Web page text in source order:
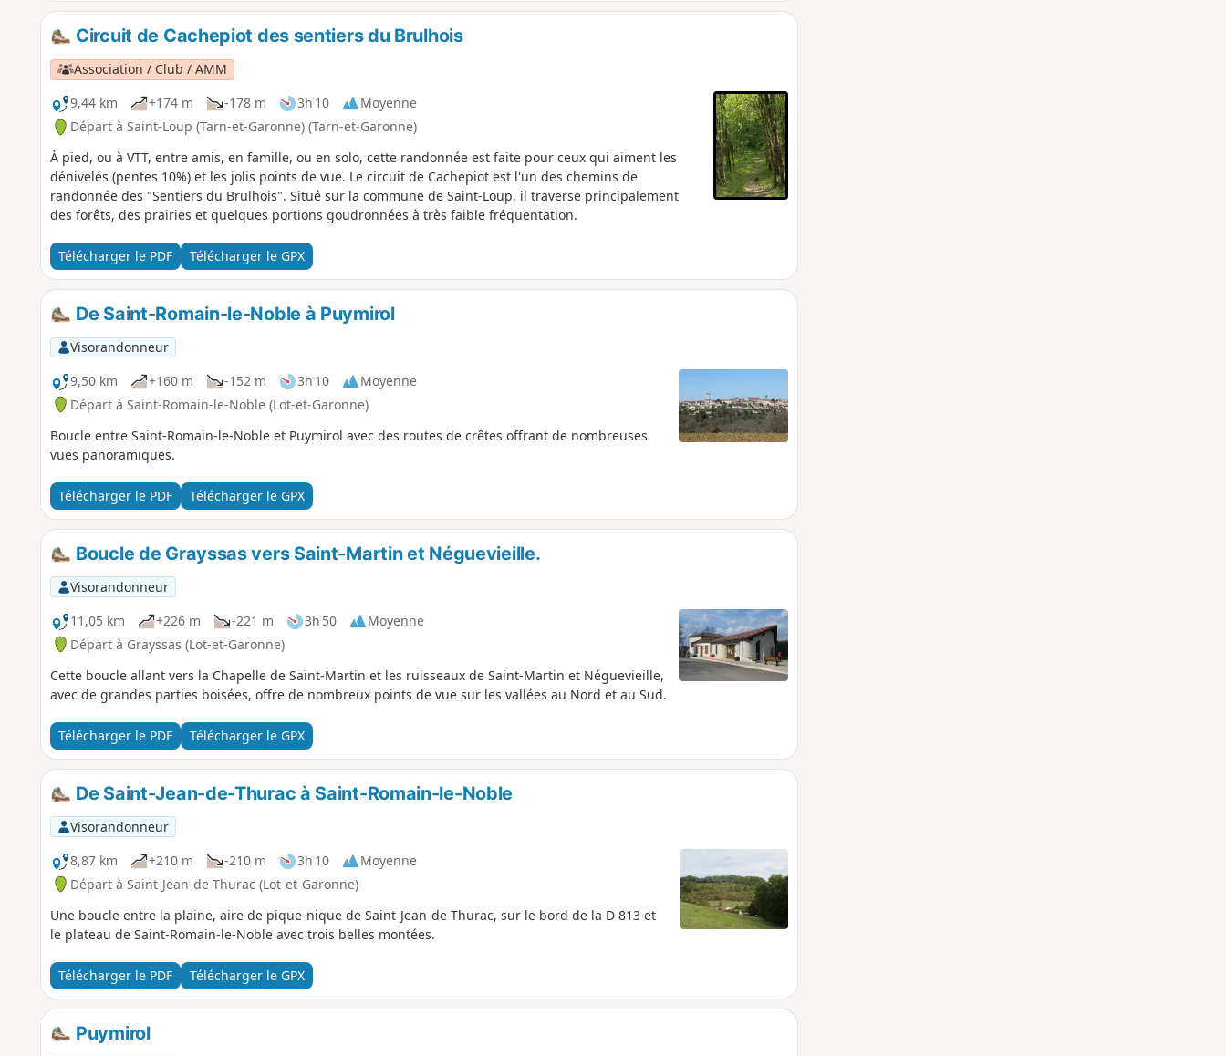
Circuit de Cachepiot des sentiers du Brulhois
Association / Club / AMM
9,44 km
+174 m -178 m 3h 10
Moyenne
Départ à Saint-Loup (Tarn-et-Garonne) (Tarn-et-Garonne)
À pied, ou à VTT, entre amis, en famille, ou en solo, cette randonnée est faite pour ceux qui aiment les
dénivelés (pentes 10%) et les jolis points de vue. Le circuit de Cachepiot est l'un des chemins de
randonnée des "Sentiers du Brulhois". Situé sur la commune de Saint-Loup, il traverse principalement
des forêts, des prairies et quelques portions goudronnées à très faible fréquentation.
Télécharger le PDF Télécharger le GPX
De Saint-Romain-le-Noble à Puymirol
Visorandonneur
9,50 km
+160 m -152 m 3h 10
Moyenne
Départ à Saint-Romain-le-Noble (Lot-et-Garonne)
Boucle entre Saint-Romain-le-Noble et Puymirol avec des routes de crêtes offrant de nombreuses
vues panoramiques.
Télécharger le PDF Télécharger le GPX
Boucle de Grayssas vers Saint-Martin et Néguevieille.
Visorandonneur
11,05 km
+226 m -221 m 3h 50
Moyenne
Départ à Grayssas (Lot-et-Garonne)
Cette boucle allant vers la Chapelle de Saint-Martin et les ruisseaux de Saint-Martin et Néguevieille,
avec de grandes parties boisées, offre de nombreux points de vue sur les vallées au Nord et au Sud.
Télécharger le PDF Télécharger le GPX
De Saint-Jean-de-Thurac à Saint-Romain-le-Noble
Visorandonneur
8,87 km
+210 m -210 m 3h 10
Moyenne
Départ à Saint-Jean-de-Thurac (Lot-et-Garonne)
Une boucle entre la plaine, aire de pique-nique de Saint-Jean-de-Thurac, sur le bord de la D 813 et
le plateau de Saint-Romain-le-Noble avec trois belles montées.
Télécharger le PDF Télécharger le GPX
Puymirol